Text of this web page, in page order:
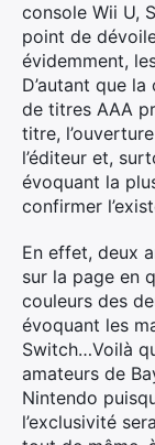
console Wii U,
point de
évidemment,
D’autant que
de titres AAA
titre,
l’éditeur et,
évoquant la
confirmer
En effet, deux
sur la page en
couleurs des
évoquant les
Switch…Voilà
amateurs de
Nintendo
l’exclusivité